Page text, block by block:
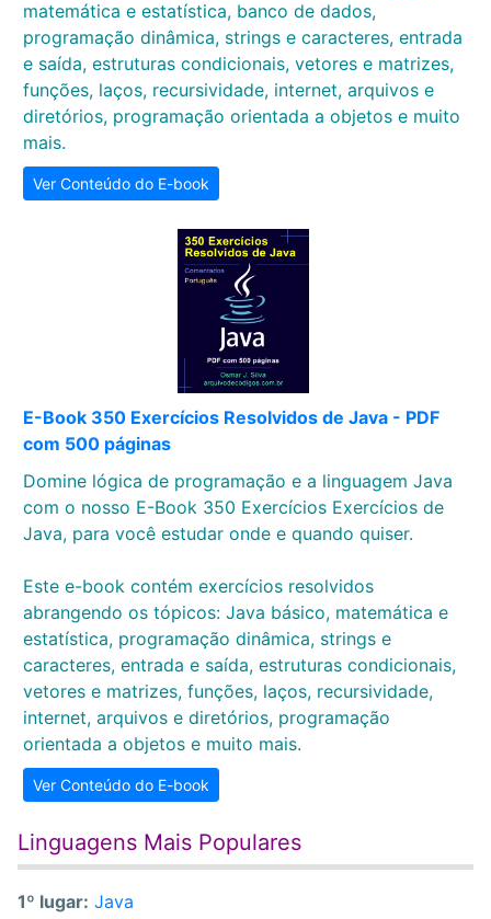
matemática e estatística, banco de dados,
programação dinâmica, strings e caracteres, entrada
e saída, estruturas condicionais, vetores e matrizes,
funções, laços, recursividade, internet, arquivos e
diretórios, programação orientada a objetos e muito
mais.
Ver Conteúdo do E-book
E-Book 350 Exercícios Resolvidos de Java - PDF
com 500 páginas
Domine lógica de programação e a linguagem Java
com o nosso E-Book 350 Exercícios Exercícios de
Java, para você estudar onde e quando quiser.
Este e-book contém exercícios resolvidos
abrangendo os tópicos: Java básico, matemática e
estatística, programação dinâmica, strings e
caracteres, entrada e saída, estruturas condicionais,
vetores e matrizes, funções, laços, recursividade,
internet, arquivos e diretórios, programação
orientada a objetos e muito mais.
Ver Conteúdo do E-book
Linguagens Mais Populares
1º lugar: Java